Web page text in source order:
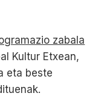
zabala
Kultur Etxean,
eta beste